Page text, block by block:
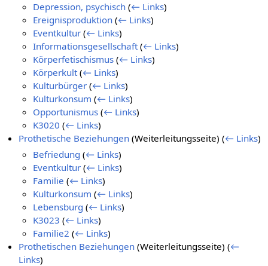
Depression, psychisch (← Links)
Ereignisproduktion (← Links)
Eventkultur (← Links)
Informationsgesellschaft (← Links)
Körperfetischismus (← Links)
Körperkult (← Links)
Kulturbürger (← Links)
Kulturkonsum (← Links)
Opportunismus (← Links)
K3020 (← Links)
Prothetische Beziehungen (Weiterleitungsseite)(← Links)
Befriedung (← Links)
Eventkultur (← Links)
Familie (← Links)
Kulturkonsum (← Links)
Lebensburg (← Links)
K3023 (← Links)
Familie2 (← Links)
Prothetischen Beziehungen (Weiterleitungsseite)(←
Links)